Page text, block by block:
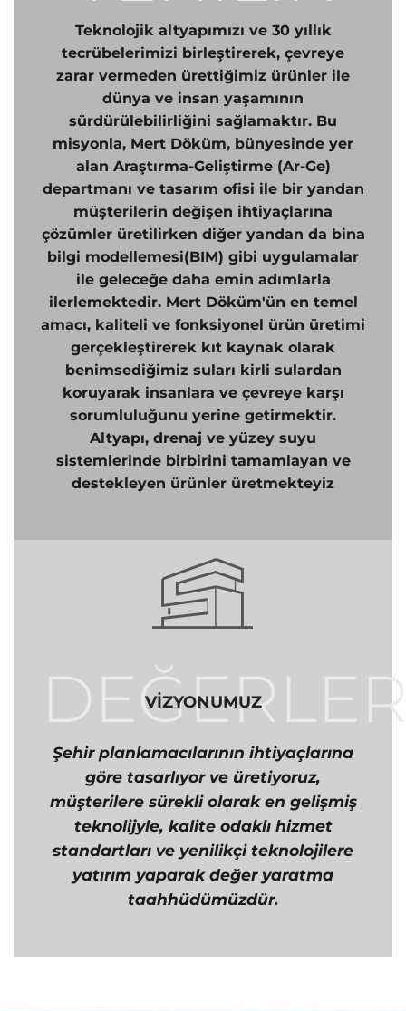
Teknolojik altyapımızı ve 30 yıllık
tecrübelerimizi birleştirerek, çevreye
zarar vermeden ürettiğimiz ürünler ile
dünya ve insan yaşamının
sürdürülebilirliğini sağlamaktır. Bu
misyonla, Mert Döküm, bünyesinde yer
alan Araştırma-Geliştirme (Ar-Ge)
departmanı ve tasarım ofisi ile bir yandan
müşterilerin değişen ihtiyaçlarına
çözümler üretilirken diğer yandan da bina
bilgi modellemesi(BIM) gibi uygulamalar
ile geleceğe daha emin adımlarla
ilerlemektedir. Mert Döküm'ün en temel
amacı, kaliteli ve fonksiyonel ürün üretimi
gerçekleştirerek kıt kaynak olarak
benimsediğimiz suları kirli sulardan
koruyarak insanlara ve çevreye karşı
sorumluluğunu yerine getirmektir.
Altyapı, drenaj ve yüzey suyu
sistemlerinde birbirini tamamlayan ve
destekleyen ürünler üretmekteyiz
VİZYONUMUZ
Şehir planlamacılarının ihtiyaçlarına
göre tasarlıyor ve üretiyoruz,
müşterilere sürekli olarak en gelişmiş
teknolijyle, kalite odaklı hizmet
standartları ve yenilikçi teknolojilere
yatırım yaparak değer yaratma
taahhüdümüzdür.